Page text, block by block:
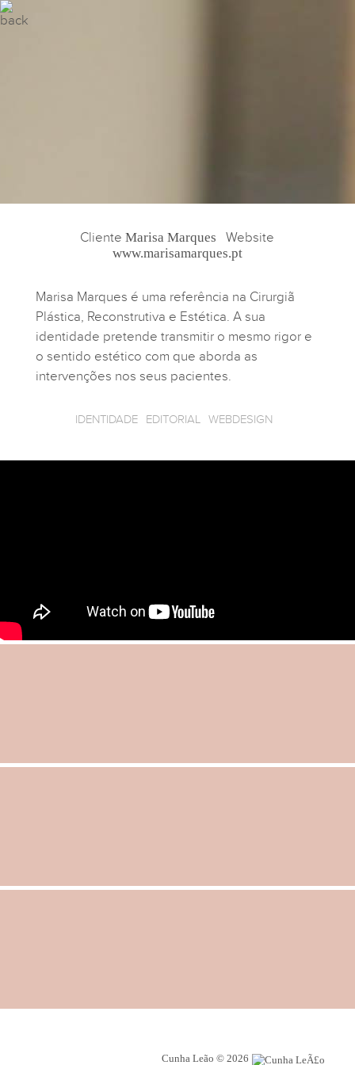
ClienteMarisa Marques Website
www.marisamarques.pt
Marisa Marques é uma referência na Cirurgiã
Plástica, Reconstrutiva e Estética. A sua
identidade pretende transmitir o mesmo rigor e
o sentido estético com que aborda as
intervenções nos seus pacientes.
IDENTIDADE EDITORIAL WEBDESIGN
Cunha Leão © 2026